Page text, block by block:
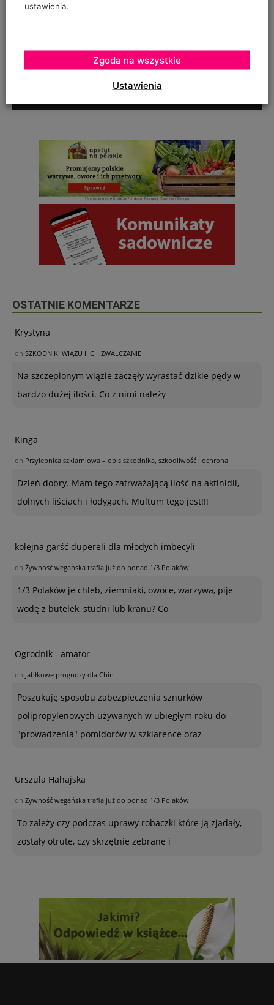
spamu. Pola, których wypełnienie jest wymagane, są oznaczone
OSTATNIE KOMENTARZE
Krystyna
on SZKODNIKI WIĄZU I ICH ZWALCZANIE
Na szczepionym wiązie zaczęły wyrastać dzikie pędy w
bardzo dużej ilości. Co z nimi należy
Kinga
on Przylepnica szklarniowa – opis szkodnika, szkodliwość i ochrona
Dzień dobry. Mam tego zatrważającą ilość na aktinidii,
dolnych liściach i łodygach. Multum tego jest!!!
kolejna garść dupereli dla młodych imbecyli
on Żywność wegańska trafia już do ponad 1/3 Polaków
1/3 Polaków je chleb, ziemniaki, owoce, warzywa, pije
wodę z butelek, studni lub kranu? Co
Ogrodnik - amator
on Jabłkowe prognozy dla Chin
Poszukuję sposobu zabezpieczenia sznurków
polipropylenowych używanych w ubiegłym roku do
"prowadzenia" pomidorów w szklarence oraz
Urszula Hahajska
on Żywność wegańska trafia już do ponad 1/3 Polaków
To zależy czy podczas uprawy robaczki które ją zjadały,
zostały otrute, czy skrzętnie zebrane i
ustawienia.
Ustawienia
Zgoda na wszystkie